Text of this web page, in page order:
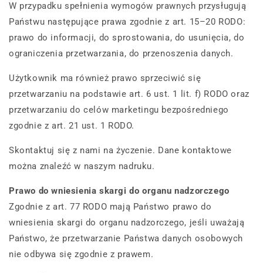
W przypadku spełnienia wymogów prawnych przysługują
Państwu następujące prawa zgodnie z art. 15–20 RODO:
prawo do informacji, do sprostowania, do usunięcia, do
ograniczenia przetwarzania, do przenoszenia danych.
Użytkownik ma również prawo sprzeciwić się
przetwarzaniu na podstawie art. 6 ust. 1 lit. f) RODO oraz
przetwarzaniu do celów marketingu bezpośredniego
zgodnie z art. 21 ust. 1 RODO.
Skontaktuj się z nami na życzenie. Dane kontaktowe
można znaleźć w naszym nadruku.
Prawo do wniesienia skargi do organu nadzorczego
Zgodnie z art. 77 RODO mają Państwo prawo do
wniesienia skargi do organu nadzorczego, jeśli uważają
Państwo, że przetwarzanie Państwa danych osobowych
nie odbywa się zgodnie z prawem.